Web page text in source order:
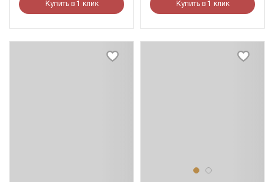
Купить в 1 клик Купить в 1 клик